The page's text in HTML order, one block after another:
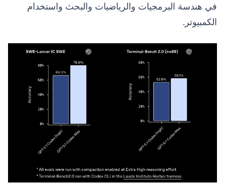
في هندسة البرمجيات والرياضيات والبحث واستخدام
الكمبيوتر.